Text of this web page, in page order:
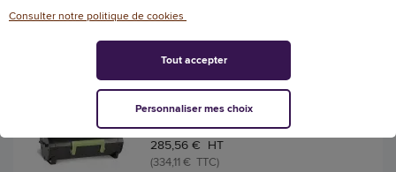
Toner 502 50F2H00 haute
capacité - Noir - Lexmark
Référence : 106363
285,56 € HT
(334,11 € TTC)
Consulter notre politique de cookies
Personnaliser mes choix
Tout accepter